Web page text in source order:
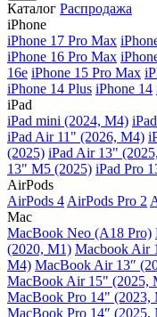
Каталог Распродажа
iPhone
iPhone 17 Pro Max
iPhone 16 Pro Max
16e iPhone 15 Pro Max
iPhone 14 Plus iPhone 14
iPad
iPad mini (2024, M4)
iPad Air 11" (2026, M4)
(2025) iPad Air 13"
13" M5 (2025) iPad Pro
AirPods
AirPods 4 AirPods Pro 2
Mac
MacBook Neo (A18 Pro)
(2020, M1) Macbook Air
M4) MacBook Air 13″
MacBook Air 15" (2025,
MacBook Pro 14" (2023,
MacBook Pro 14″ (2025,